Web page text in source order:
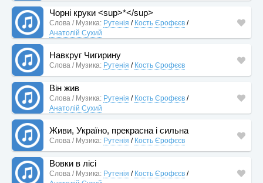
Чорні круки <sup>*</sup>
Слова / Музика: Рутенія / Кость Єрофєєв /
Анатолій Сухий
Навкруг Чигирину
Слова / Музика: Рутенія / Кость Єрофєєв
Він жив
Слова / Музика: Рутенія / Кость Єрофєєв /
Анатолій Сухий
Живи, Україно, прекрасна і сильна
Слова / Музика: Рутенія / Кость Єрофєєв
Вовки в лісі
Слова / Музика: Рутенія / Кость Єрофєєв /